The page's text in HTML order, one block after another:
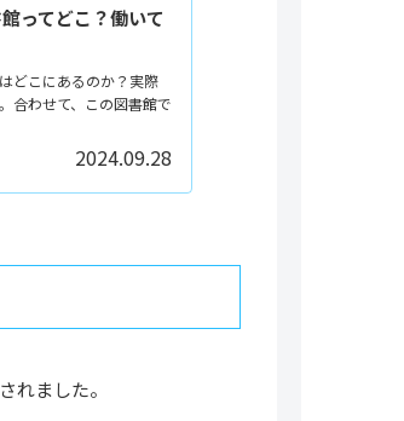
ってどこ？働いて
どこにあるのか？実際
合わせて、この図書館で
2024.09.28
されました。